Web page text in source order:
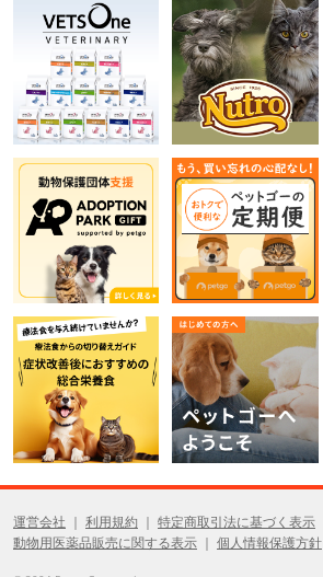
運営会社 利用規約
特定商取引法に基づく表示
動物用医薬品販売に関する表示
個人情報保護方針